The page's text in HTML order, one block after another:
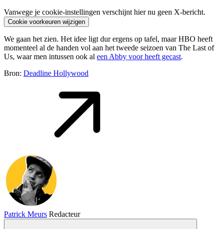
Vanwege je cookie-instellingen verschijnt hier nu geen X-bericht.
Cookie voorkeuren wijzigen
We gaan het zien. Het idee ligt dur ergens op tafel, maar HBO heeft
momenteel al de handen vol aan het tweede seizoen van The Last of
Us, waar men intussen ook al een Abby voor heeft gecast.
Bron: Deadline Hollywood
Patrick Meurs Redacteur